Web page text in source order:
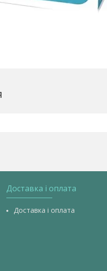
Доставка і оплата
Доставка і оплата